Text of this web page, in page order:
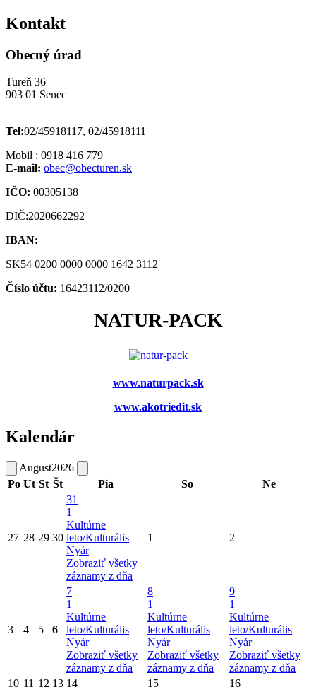
Kontakt
Obecný úrad
Tureň 36
903 01 Senec
Tel:02/45918117, 02/45918111
Mobil : 0918 416 779
E-mail: obec@obecturen.sk
IČO: 00305138
DIČ:2020662292
IBAN:
SK54 0200 0000 0000 1642 3112
Číslo účtu: 16423112/0200
NATUR-PACK
www.naturpack.sk
www.akotriedit.sk
Kalendár
August2026
Po Ut St Št Pia So Ne
27 28 29 30
31
1
Kultúrne
leto/Kulturális
Nyár
Zobraziť všetky
záznamy z dňa
1 2
3 4 5 6
7
1
Kultúrne
leto/Kulturális
Nyár
Zobraziť všetky
záznamy z dňa
8
1
Kultúrne
leto/Kulturális
Nyár
Zobraziť všetky
záznamy z dňa
9
1
Kultúrne
leto/Kulturális
Nyár
Zobraziť všetky
záznamy z dňa
10 11 12 13 14 15 16